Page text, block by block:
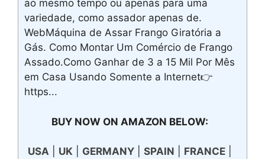
ao mesmo tempo ou apenas para uma
variedade, como assador apenas de.
WebMáquina de Assar Frango Giratória a
Gás. Como Montar Um Comércio de Frango
Assado.Como Ganhar de 3 a 15 Mil Por Mês
em Casa Usando Somente a Internet👉
https...
BUY NOW ON AMAZON BELOW:
USA UK GERMANY| SPAIN FRANCE|